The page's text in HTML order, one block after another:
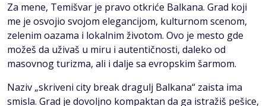
Za mene, Temišvar je pravo otkriće Balkana. Grad koji
me je osvojio svojom elegancijom, kulturnom scenom,
zelenim oazama i lokalnim životom. Ovo je mesto gde
možeš da uživaš u miru i autentičnosti, daleko od
masovnog turizma, ali i dalje sa evropskim šarmom.
Naziv „skriveni city break dragulj Balkana“ zaista ima
smisla. Grad je dovoljno kompaktan da ga istražiš pešice,